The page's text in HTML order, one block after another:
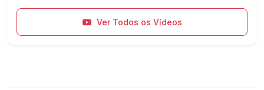
Ver Todos os Vídeos